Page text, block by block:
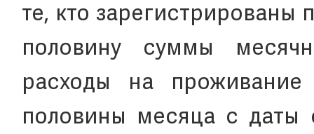
те, кто зарегистрированы
половину суммы
расходы на проживание
половины месяца с даты